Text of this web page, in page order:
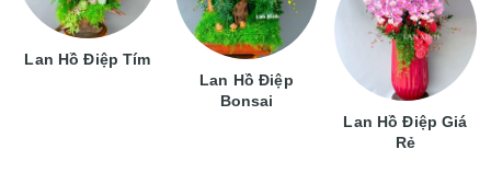
Lan Hồ Điệp Tím
Lan Hồ Điệp
Bonsai
Lan Hồ Điệp Giá
Rẻ